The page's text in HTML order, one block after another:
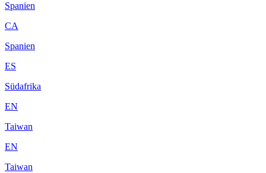
Spanien
CA
Spanien
ES
Südafrika
EN
Taiwan
EN
Taiwan